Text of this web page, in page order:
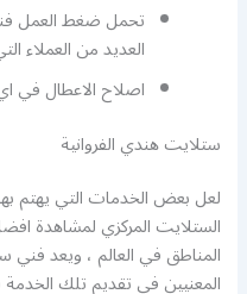
تحمل ضغط العمل
العديد من العملاء
اصلاح الاعطال في
ستلايت هندي الفروانية
لعل بعض الخدمات التي يهتم
الستلايت المركزي لمشاهدة
المناطق في العالم ، ويعد فني
المعنيين في تقديم تلك